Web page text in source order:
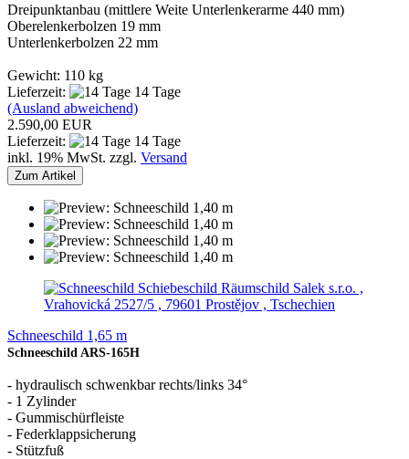
Dreipunktanbau (mittlere Weite Unterlenkerarme 440 mm)
Oberelenkerbolzen 19 mm
Unterlenkerbolzen 22 mm
Gewicht: 110 kg
Lieferzeit:
14 Tage
(Ausland abweichend)
2.590,00 EUR
Lieferzeit:
14 Tage
inkl. 19% MwSt. zzgl. Versand
Zum Artikel
Salek s.r.o. ,
Vrahovická 2527/5 , 79601 Prostějov , Tschechien
Schneeschild 1,65 m
Schneeschild ARS-165H
- hydraulisch schwenkbar rechts/links 34°
- 1 Zylinder
- Gummischürfleiste
- Federklappsicherung
- Stützfuß